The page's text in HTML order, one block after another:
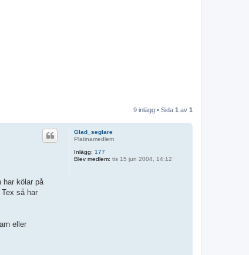
9 inlägg • Sida 1 av 1
Glad_seglare
Platinamedlem
Inlägg: 177
Blev medlem: tis 15 jun 2004, 14:12
har kölar på
så har
eller